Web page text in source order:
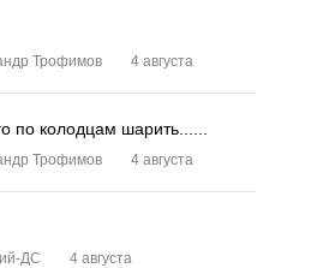
Трофимов 4 августа
по колодцам шарить......
Трофимов 4 августа
ДС 4 августа